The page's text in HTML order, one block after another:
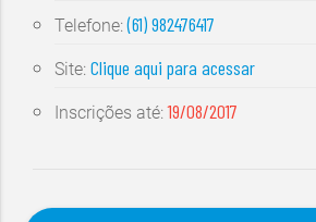
Telefone:(61) 982476417
Site:Clique aqui para acessar
Inscrições até:19/08/2017